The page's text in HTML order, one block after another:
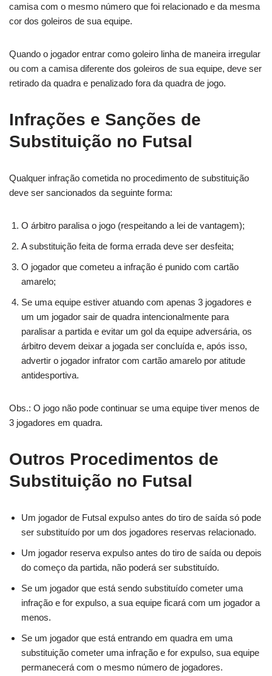
camisa com o mesmo número que foi relacionado e da mesma
cor dos goleiros de sua equipe.
Quando o jogador entrar como goleiro linha de maneira irregular
ou com a camisa diferente dos goleiros de sua equipe, deve ser
retirado da quadra e penalizado fora da quadra de jogo.
Infrações e Sanções de
Substituição no Futsal
Qualquer infração cometida no procedimento de substituição
deve ser sancionados da seguinte forma:
O árbitro paralisa o jogo (respeitando a lei de vantagem);
A substituição feita de forma errada deve ser desfeita;
O jogador que cometeu a infração é punido com cartão
amarelo;
Se uma equipe estiver atuando com apenas 3 jogadores e
um um jogador sair de quadra intencionalmente para
paralisar a partida e evitar um gol da equipe adversária, os
árbitro devem deixar a jogada ser concluída e, após isso,
advertir o jogador infrator com cartão amarelo por atitude
antidesportiva.
Obs.: O jogo não pode continuar se uma equipe tiver menos de
3 jogadores em quadra.
Outros Procedimentos de
Substituição no Futsal
Um jogador de Futsal expulso antes do tiro de saída só pode
ser substituído por um dos jogadores reservas relacionado.
Um jogador reserva expulso antes do tiro de saída ou depois
do começo da partida, não poderá ser substituído.
Se um jogador que está sendo substituído cometer uma
infração e for expulso, a sua equipe ficará com um jogador a
menos.
Se um jogador que está entrando em quadra em uma
substituição cometer uma infração e for expulso, sua equipe
permanecerá com o mesmo número de jogadores.